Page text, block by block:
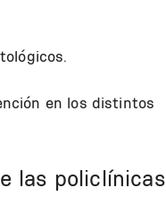
en los distintos
las policlínicas